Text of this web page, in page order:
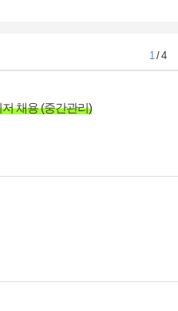
1/ 4
채용 (중간관리)